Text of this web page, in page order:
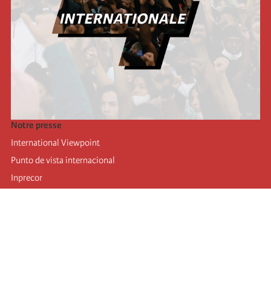
Notre presse
International Viewpoint
Punto de vista internacional
Inprecor